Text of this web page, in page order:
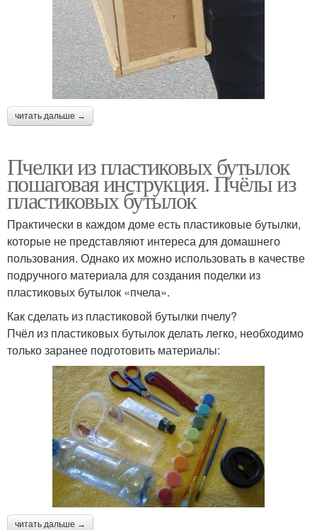
читать дальше →
Пчелки из пластиковых бутылок
пошаговая инструкция. Пчёлы из
пластиковых бутылок
Практически в каждом доме есть пластиковые бутылки,
которые не представляют интереса для домашнего
пользования. Однако их можно использовать в качестве
подручного материала для создания поделки из
пластиковых бутылок «пчела».
Как сделать из пластиковой бутылки пчелу?
Пчёл из пластиковых бутылок делать легко, необходимо
только заранее подготовить материалы:
читать дальше →